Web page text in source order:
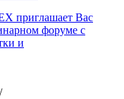
приглашает Вас
форуме с
и
/